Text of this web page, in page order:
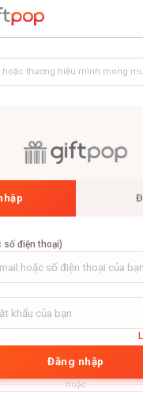
NHẬP
số điện thoại)
Đăng nhập
hoặc